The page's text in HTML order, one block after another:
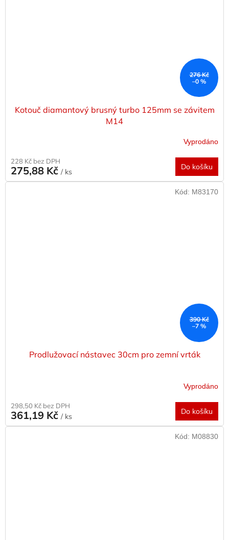
276 Kč
–0 %
Kotouč diamantový brusný turbo 125mm se závitem
M14
Vyprodáno
228 Kč bez DPH
275,88 Kč / ks
Do košíku
390 Kč
–7 %
Prodlužovací nástavec 30cm pro zemní vrták
Vyprodáno
298,50 Kč bez DPH
361,19 Kč / ks
Do košíku
Kód: M83170
Kód: M08830